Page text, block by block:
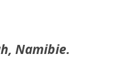
Namibie.